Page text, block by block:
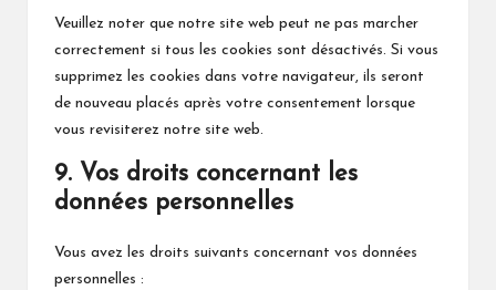
Veuillez noter que notre site web peut ne pas marcher
correctement si tous les cookies sont désactivés. Si vous
supprimez les cookies dans votre navigateur, ils seront
de nouveau placés après votre consentement lorsque
vous revisiterez notre site web.
9. Vos droits concernant les
données personnelles
Vous avez les droits suivants concernant vos données
personnelles :